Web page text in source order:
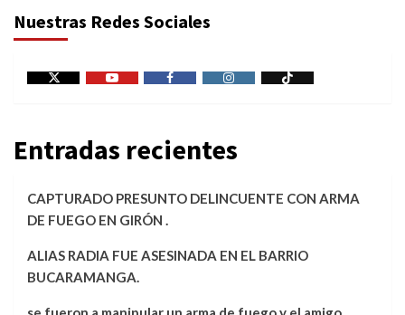
Nuestras Redes Sociales
Entradas recientes
CAPTURADO PRESUNTO DELINCUENTE CON ARMA
DE FUEGO EN GIRÓN .
ALIAS RADIA FUE ASESINADA EN EL BARRIO
BUCARAMANGA.